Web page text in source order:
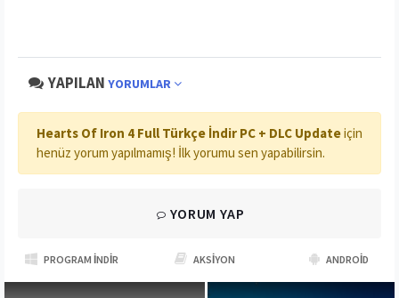
PROGRAM İNDIR AKSIYON ANDROID
YAPILAN YORUMLAR
Hearts Of Iron 4 Full Türkçe İndir PC + DLC Updateiçin
henüz yorum yapılmamış! İlk yorumu sen yapabilirsin.
YORUM YAP